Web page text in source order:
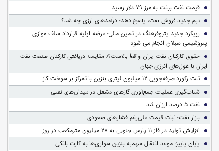
قیمت نفت برنت به مرز ۷۹ دلار رسید
تیم جدید فروش نفت، پاسخ دهد؛ درآمدهای ارزی چه شد؟
رویکرد جدید پتروفرهنگ در تامین مالی؛ عرضه اولیه قرارداد سلف موازی
پتروشیمی سبلان انجام می شود
حقوق کارکنان نفت ایران واقعاً بالاست؟/ مقایسه دریافتی کارکنان صنعت نفت
ایران با غول‌های انرژی جهان
ثبت رکورد صرفه‌جویی ۱۲ میلیون لیتری بنزین با تمرکز بر سوخت گاز
شتاب‌گیری عملیات جمع‌آوری گازهای مشعل در میدان‌های نفتی
نفت ۵ درصد ارزان شد
بازار نفت؛ ثبات قیمت علی‌رغم فشارهای صعودی
افزایش تولید در فاز ۱۱ پارس جنوبی به ۲۸ میلیون مترمکعب در روز
پایان پاییز؛ موعد انتقال سهمیه بنزین سواری‌ها به کارت بانکی